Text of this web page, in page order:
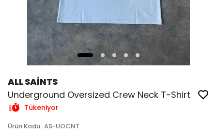
ALL SAİNTS
Underground Oversized Crew Neck T-Shirt
Tükeniyor
Ürün Kodu: AS-UOCNT